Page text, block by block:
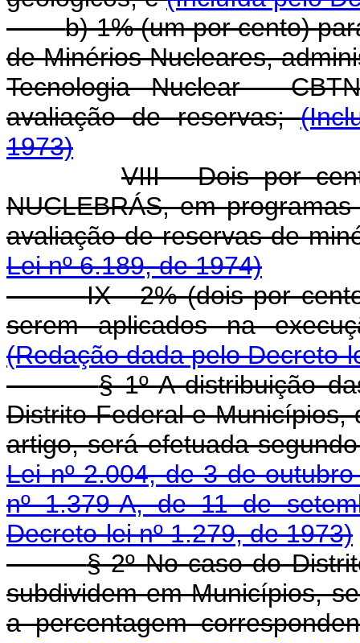
b) 1% (um por cento)
de Minérios Nucleares,
Tecnologia Nuclear -
avaliação de reservas;
1973)
VIII - Dois por
NUCLEBRÁS, em
avaliação de reservas de
Lei nº 6.189, de 1974)
IX - 2% (dois por
serem aplicados na
(Redação dada pelo Decreto-
§ 1º A distribuição
Distrito Federal e
artigo, será efetuada
Lei nº 2.004, de 3 de
nº 1.379-A, de 11 de
Decreto-lei nº 1.279, de 1973)
§ 2º No caso do
subdividem em Municípios,
a percentagem